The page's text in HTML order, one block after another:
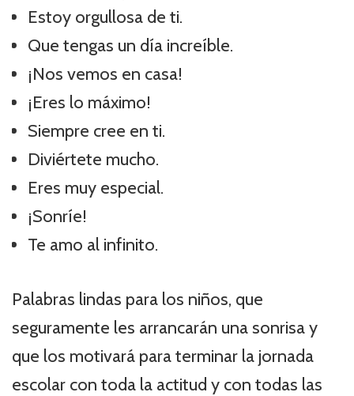
Estoy orgullosa de ti.
Que tengas un día increíble.
¡Nos vemos en casa!
¡Eres lo máximo!
Siempre cree en ti.
Diviértete mucho.
Eres muy especial.
¡Sonríe!
Te amo al infinito.
Palabras lindas para los niños, que
seguramente les arrancarán una sonrisa y
que los motivará para terminar la jornada
escolar con toda la actitud y con todas las